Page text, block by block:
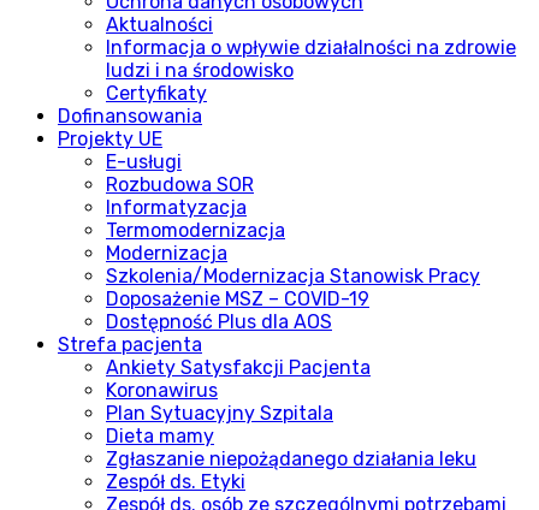
Aktualności
Informacja o wpływie działalności na zdrowie
ludzi i na środowisko
Certyfikaty
Dofinansowania
Projekty UE
E-usługi
Rozbudowa SOR
Informatyzacja
Termomodernizacja
Modernizacja
Szkolenia/Modernizacja Stanowisk Pracy
Doposażenie MSZ – COVID-19
Dostępność Plus dla AOS
Strefa pacjenta
Ankiety Satysfakcji Pacjenta
Koronawirus
Plan Sytuacyjny Szpitala
Dieta mamy
Zgłaszanie niepożądanego działania leku
Zespół ds. Etyki
Zespół ds. osób ze szczególnymi potrzebami